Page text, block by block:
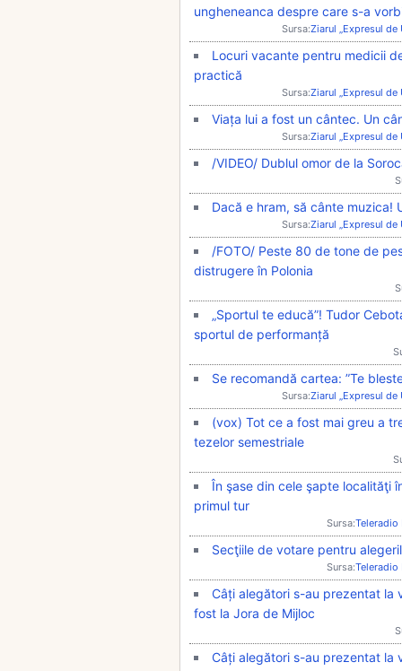
ungheneanca despre care s-a
Sursa:Ziarul „Expresul de
Locuri vacante pentru medicii
practică
Sursa:Ziarul „Expresul de
Viața lui a fost un cântec. Un
Sursa:Ziarul „Expresul de
/VIDEO/ Dublul omor de la
Dacă e hram, să cânte muzica!
Sursa:Ziarul „Expresul de
/FOTO/ Peste 80 de tone de
distrugere în Polonia
„Sportul te educă”! Tudor
sportul de performanță
Se recomandă cartea: ”Te
Sursa:Ziarul „Expresul de
(vox) Tot ce a fost mai greu a
tezelor semestriale
În şase din cele şapte localităţi
primul tur
Sursa:
Secţiile de votare pentru
Sursa:
Câți alegători s-au prezentat la
fost la Jora de Mijloc
Câți alegători s-au prezentat la